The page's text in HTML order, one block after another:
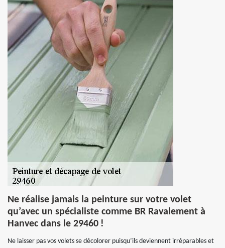
Ne réalise jamais la peinture sur votre volet
qu’avec un spécialiste comme BR Ravalement à
Hanvec dans le 29460 !
Ne laisser pas vos volets se décolorer puisqu’ils deviennent irréparables et